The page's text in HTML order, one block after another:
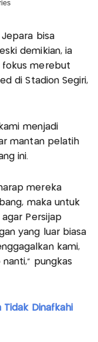
Jepara bisa
demikian, ia
fokus merebut
di Stadion Segiri,
menjadi
mantan pelatih
ini.
mereka
maka untuk
Persijap
yang luar biasa
kami,
pungkas
Tidak Dinafkahi